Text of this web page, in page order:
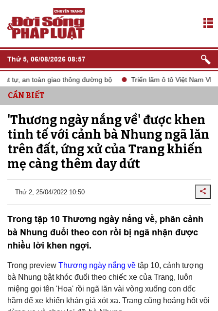
Thứ 5, 06/08/2026 08:57
an toàn giao thông đường bộ Triển lãm ô tô Việt Nam VMS
CẦN BIẾT
'Thương ngày nắng về' được khen
tinh tế với cảnh bà Nhung ngã lăn
trên đất, ứng xử của Trang khiến
mẹ càng thêm day dứt
Thứ 2, 25/04/2022 10:50
Trong tập 10 Thương ngày nắng về, phân cảnh
bà Nhung đuổi theo con rồi bị ngã nhận được
nhiều lời khen ngợi.
Trong preview Thương ngày nắng về tập 10, cảnh tượng
bà Nhung bật khóc đuổi theo chiếc xe của Trang, luôn
miệng gọi tên 'Hoa' rồi ngã lăn vài vòng xuống con dốc
hầm để xe khiến khán giả xót xa. Trang cũng hoảng hốt vội